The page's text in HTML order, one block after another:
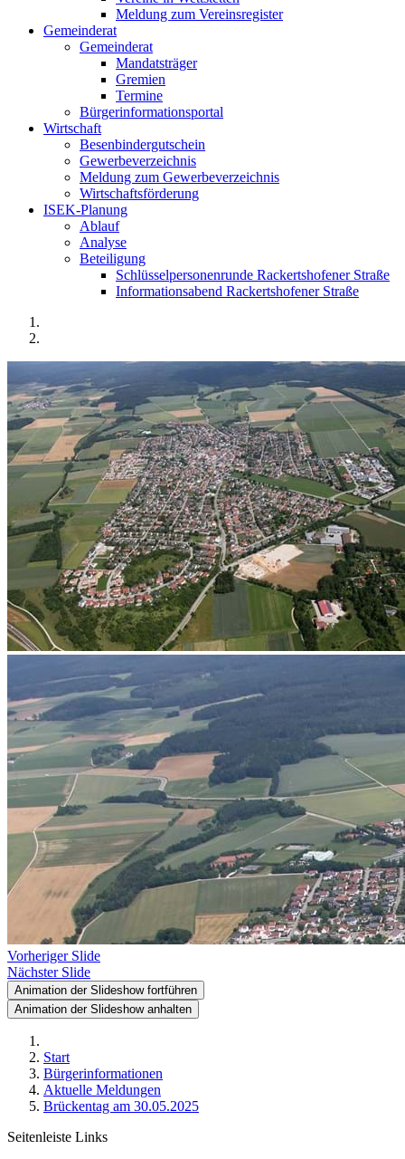
Meldung zum Vereinsregister
Gemeinderat
Gemeinderat
Mandatsträger
Gremien
Termine
Bürgerinformationsportal
Wirtschaft
Besenbindergutschein
Gewerbeverzeichnis
Meldung zum Gewerbeverzeichnis
Wirtschaftsförderung
ISEK-Planung
Ablauf
Analyse
Beteiligung
Schlüsselpersonenrunde Rackertshofener Straße
Informationsabend Rackertshofener Straße
Vorheriger Slide
Nächster Slide
Animation der Slideshow fortführen
Animation der Slideshow anhalten
Start
Bürgerinformationen
Aktuelle Meldungen
Brückentag am 30.05.2025
Seitenleiste Links